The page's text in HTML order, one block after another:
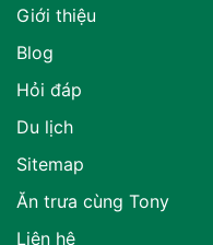
Giới thiệu
Blog
Hỏi đáp
Du lịch
Sitemap
Ăn trưa cùng Tony
Liên hệ